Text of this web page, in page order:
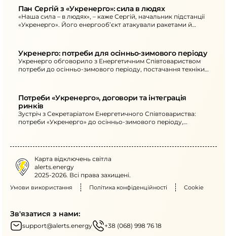
роботу команди.
Пан Сергій з «Укренерго»: сила в людях
«Наша сила – в людях», – каже Сергій, начальник підстанції
«Укренерго». Його енергооб’єкт атакували ракетами й
Укренерго: потреби для осінньо-зимового періоду
Укренерго обговорило з Енергетичним Співтовариством
потреби до осінньо-зимового періоду, постачання техніки
Потреби «Укренерго», договори та інтеграція
ринків
Зустріч з Секретаріатом Енергетичного Співтовариства:
потреби «Укренерго» до осінньо-зимового періоду,
Карта відключень світла
alerts.energy
2025-2026. Всі права захищені.
Умови використання Політика конфіденційності Cookie
Зв'язатися з нами:
support@alerts.energy +38 (068) 998 76 18